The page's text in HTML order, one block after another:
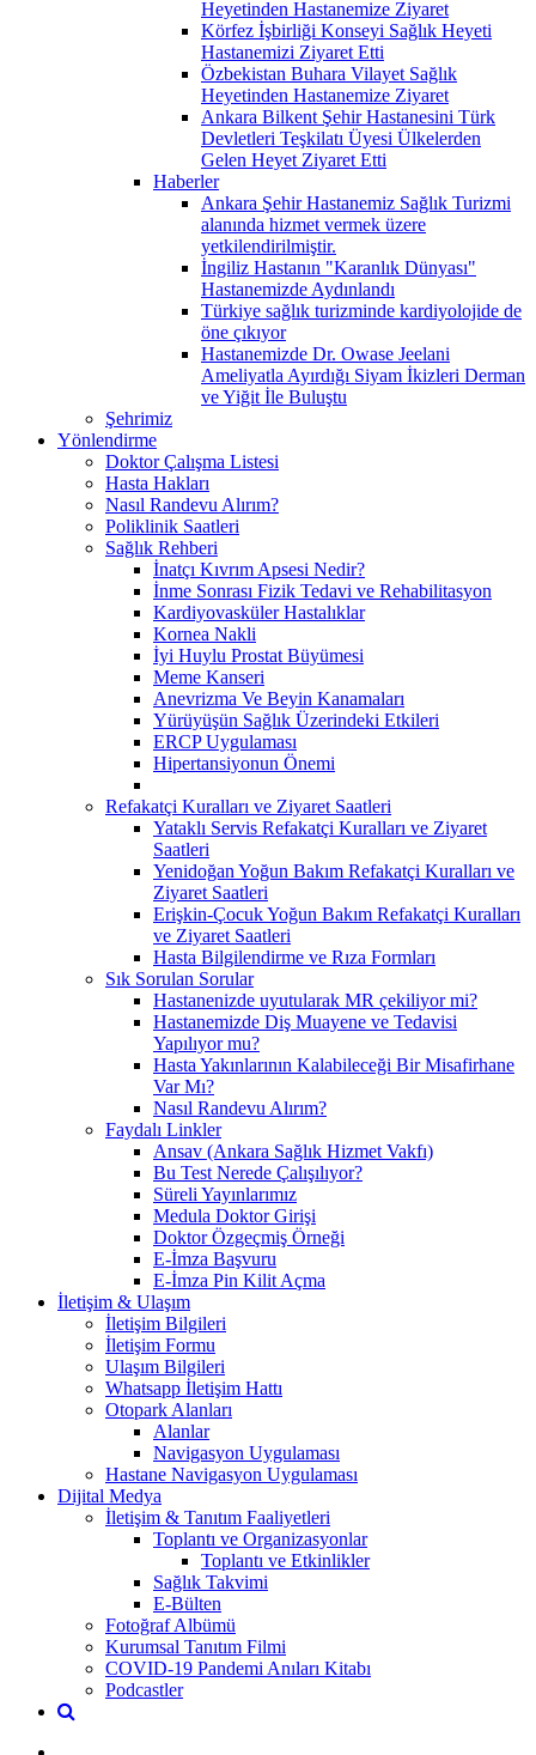
Heyetinden Hastanemize Ziyaret
Körfez İşbirliği Konseyi Sağlık Heyeti
Hastanemizi Ziyaret Etti
Özbekistan Buhara Vilayet Sağlık
Heyetinden Hastanemize Ziyaret
Ankara Bilkent Şehir Hastanesini Türk
Devletleri Teşkilatı Üyesi Ülkelerden
Gelen Heyet Ziyaret Etti
Haberler
Ankara Şehir Hastanemiz Sağlık Turizmi
alanında hizmet vermek üzere
yetkilendirilmiştir.
İngiliz Hastanın "Karanlık Dünyası"
Hastanemizde Aydınlandı
Türkiye sağlık turizminde kardiyolojide de
öne çıkıyor
Hastanemizde Dr. Owase Jeelani
Ameliyatla Ayırdığı Siyam İkizleri Derman
ve Yiğit İle Buluştu
Şehrimiz
Yönlendirme
Doktor Çalışma Listesi
Hasta Hakları
Nasıl Randevu Alırım?
Poliklinik Saatleri
Sağlık Rehberi
İnatçı Kıvrım Apsesi Nedir?
İnme Sonrası Fizik Tedavi ve Rehabilitasyon
Kardiyovasküler Hastalıklar
Kornea Nakli
İyi Huylu Prostat Büyümesi
Meme Kanseri
Anevrizma Ve Beyin Kanamaları
Yürüyüşün Sağlık Üzerindeki Etkileri
ERCP Uygulaması
Hipertansiyonun Önemi
Refakatçi Kuralları ve Ziyaret Saatleri
Yataklı Servis Refakatçi Kuralları ve Ziyaret
Saatleri
Yenidoğan Yoğun Bakım Refakatçi Kuralları ve
Ziyaret Saatleri
Erişkin-Çocuk Yoğun Bakım Refakatçi Kuralları
ve Ziyaret Saatleri
Hasta Bilgilendirme ve Rıza Formları
Sık Sorulan Sorular
Hastanenizde uyutularak MR çekiliyor mi?
Hastanemizde Diş Muayene ve Tedavisi
Yapılıyor mu?
Hasta Yakınlarının Kalabileceği Bir Misafirhane
Var Mı?
Nasıl Randevu Alırım?
Faydalı Linkler
Ansav (Ankara Sağlık Hizmet Vakfı)
Bu Test Nerede Çalışılıyor?
Süreli Yayınlarımız
Medula Doktor Girişi
Doktor Özgeçmiş Örneği
E-İmza Başvuru
E-İmza Pin Kilit Açma
İletişim & Ulaşım
İletişim Bilgileri
İletişim Formu
Ulaşım Bilgileri
Whatsapp İletişim Hattı
Otopark Alanları
Alanlar
Navigasyon Uygulaması
Hastane Navigasyon Uygulaması
Dijital Medya
İletişim & Tanıtım Faaliyetleri
Toplantı ve Organizasyonlar
Toplantı ve Etkinlikler
Sağlık Takvimi
E-Bülten
Fotoğraf Albümü
Kurumsal Tanıtım Filmi
COVID-19 Pandemi Anıları Kitabı
Podcastler